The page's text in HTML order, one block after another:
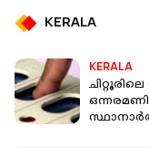
KERALA
KERALA